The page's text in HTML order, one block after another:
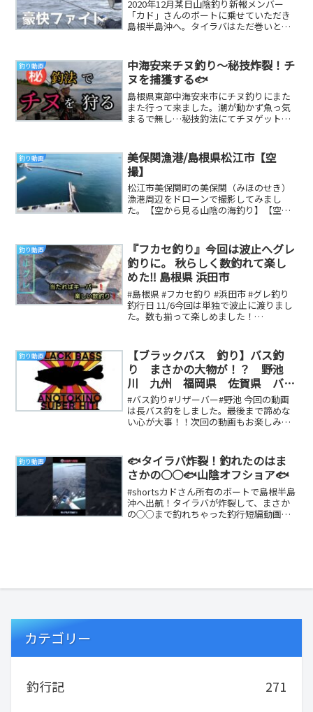
2020年12月某日山陰釣り新報メンバー
「カド」さんのボートに乗せていただき
島根半島沖へ。タイラバはただ巻いとけ
釣り動画
中海安来チヌ釣り～秘技炸裂！チ
ヌを捕獲する🐟️
島根県東部中海安来市にチヌ釣りにまた
また行って来ました。潮が動かず魚っ気
まるで無し…秘技釣法にてチヌゲットし
釣り動画
美保関漁港/島根県松江市【空
撮】
松江市美保関町の美保関（みほのせき）
漁港周辺をドローンで撮影してみまし
た。【空から見る山陰の海釣り】【空撮
釣り動画
『フカセ釣り』今回は波止へグレ
釣りに。 秋らしく数釣れて楽し
めた‼️ 島根県 浜田市
#島根県 #フカセ釣り #浜田市 #グレ釣り
釣行日 11/6今回は単独で波止に渡りまし
た。数も揃って楽しめました！
釣り動画
【ブラックバス 釣り】バス釣
り まさかの大物が！？ 野池
川 九州 福岡県 佐賀県 バス
釣り
#バス釣り#リザーバー#野池 今回の動画
は長バス釣をしました。最後まで諦めな
い心が大事！！次回の動画もお楽しみ
釣り動画
🐟タイラバ炸裂！釣れたのはま
さかの○○🐟山陰オフショア🐟
#shortsカドさん所有のボートで島根半島
沖へ出航！タイラバが炸裂して、まさか
の○○まで釣れちゃった釣行短編動画！
カテゴリー
釣行記
271